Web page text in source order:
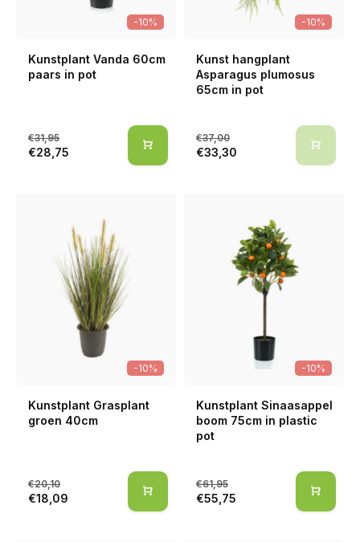
-10%
Kunstplant Vanda 60cm
paars in pot
€31,95
€28,75
-10%
Kunst hangplant
Asparagus plumosus
65cm in pot
€37,00
€33,30
-10%
Kunstplant Grasplant
groen 40cm
€20,10
€18,09
-10%
Kunstplant Sinaasappel
boom 75cm in plastic
pot
€61,95
€55,75